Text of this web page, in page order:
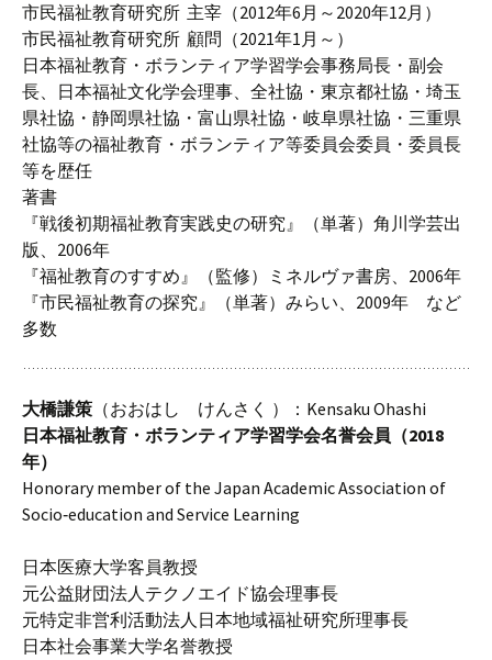
市民福祉教育研究所 主宰（2012年6月～2020年12月）
市民福祉教育研究所 顧問（2021年1月～）
日本福祉教育・ボランティア学習学会事務局長・副会
長、日本福祉文化学会理事、全社協・東京都社協・埼玉
県社協・静岡県社協・富山県社協・岐阜県社協・三重県
社協等の福祉教育・ボランティア等委員会委員・委員長
等を歴任
著書
『戦後初期福祉教育実践史の研究』（単著）角川学芸出
版、2006年
『福祉教育のすすめ』（監修）ミネルヴァ書房、2006年
『市民福祉教育の探究』（単著）みらい、2009年 など
多数
大橋謙策 （おおはし けんさく ）：Kensaku Ohashi
日本福祉教育・ボランティア学習学会名誉会員（2018
年）
Honorary member of the Japan Academic Association of
Socio‐education and Service Learning
日本医療大学客員教授
元公益財団法人テクノエイド協会理事長
元特定非営利活動法人日本地域福祉研究所理事長
日本社会事業大学名誉教授